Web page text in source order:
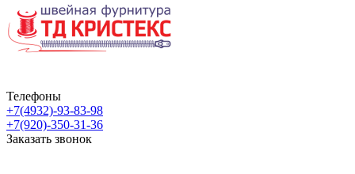
Телефоны
+7(4932)-93-83-98
+7(920)-350-31-36
Заказать звонок